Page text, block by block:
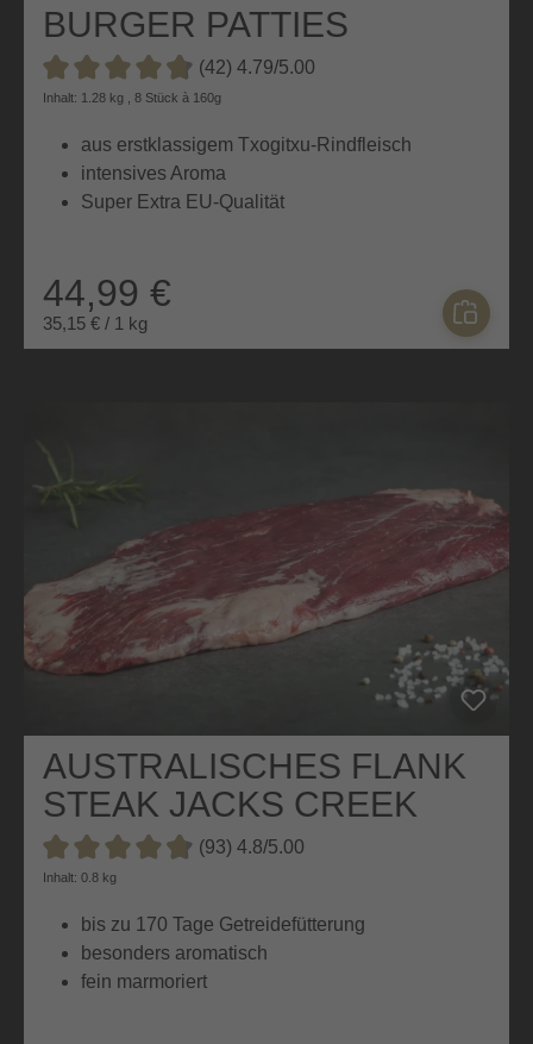
BURGER PATTIES
GALICIEN
Durchschnittliche Bewertung von 4.7 von 5 Sternen
(42) 4.79/5.00
Inhalt: 1.28 kg , 8 Stück à 160g
aus erstklassigem Txogitxu-Rindfleisch
intensives Aroma
Super Extra EU-Qualität
44,99 €
35,15 € / 1 kg
AUSTRALISCHES FLANK
STEAK JACKS CREEK
Durchschnittliche Bewertung von 4.8 von 5 Sternen
(93) 4.8/5.00
Inhalt: 0.8 kg
bis zu 170 Tage Getreidefütterung
besonders aromatisch
fein marmoriert